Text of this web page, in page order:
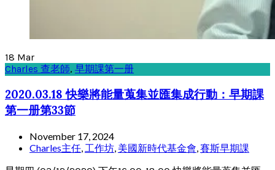
18 Mar
Charles 查老師, 早期課第一册
2020.03.18 快樂將能量蒐集並匯集成行動：早期課
第一册第33節
November 17, 2024
Charles主任, 工作坊, 美國新時代基金會,賽斯早期課